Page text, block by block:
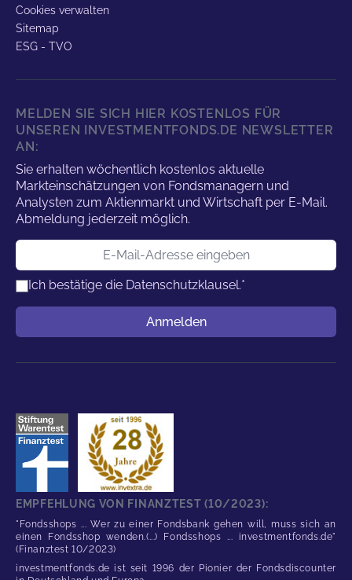
Cookies verwalten
Sitemap
ESG - TVO
MELDEN SIE SICH HIER KOSTENLOS FÜR
UNSEREN INVESTMENTFONDS.DE NEWSLETTER
AN:
Sie erhalten wöchentlich kostenlos aktuelle
Markteinschätzungen von Fondsmanagern und
Analysten zum Aktienmarkt und Wirtschaft per E-Mail.
Abmeldung jederzeit möglich.
E-Mail-Adresse
Ich bestätige die Datenschutzklausel.*
Anmelden
EMPFEHLUNG VON FINANZTEST (10/2023):
"Fondsshops ... Wer zu einer Fondsbank gehen will, muss sich an
einen Fondsshop wenden.(...) Fondsshops ... investmentfonds.de"
(Finanztest 10/2023)
investmentfonds.de ist seit 1996 der Pionier der Fondsdiscounter